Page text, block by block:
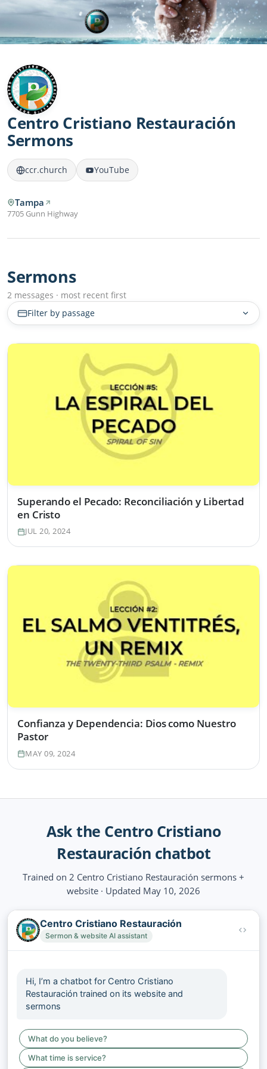
Centro Cristiano Restauración
Sermons
ccr.church YouTube
Tampa
7705 Gunn Highway
Sermons
2 messages · most recent first
Filter by passage
Superando el Pecado: Reconciliación y Libertad
en Cristo
JUL 20, 2024
Confianza y Dependencia: Dios como Nuestro
Pastor
MAY 09, 2024
Ask the Centro Cristiano
Restauración chatbot
Trained on 2 Centro Cristiano Restauración sermons +
website · Updated May 10, 2026
Centro Cristiano Restauración
Sermon & website AI assistant
Hi, I’m a chatbot for Centro Cristiano
Restauración trained on its website and
sermons
What do you believe?
What time is service?